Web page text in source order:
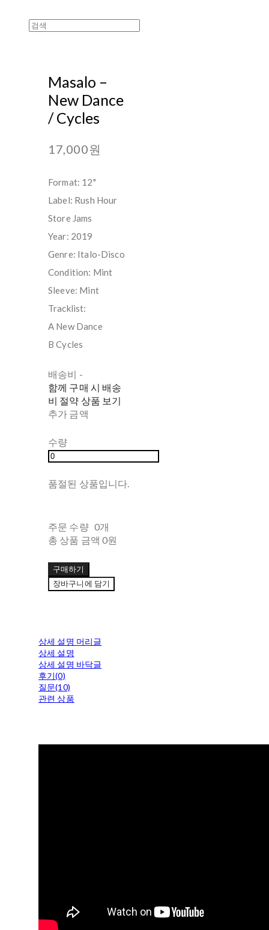
Masalo ‎–
New Dance
/ Cycles
17,000원
Format: 12"
Label: Rush Hour
Store Jams
Year: 2019
Genre: Italo-Disco
Condition: Mint
Sleeve: Mint
Tracklist:
A New Dance
B Cycles
배송비 -
함께 구매 시 배송
비 절약 상품 보기
추가 금액
수량
품절된 상품입니다.
주문 수량 0개
총 상품 금액 0원
구매하기
장바구니에 담기
상세 설명 머리글
상세 설명
상세 설명 바닥글
후기(0)
질문(10)
관련 상품